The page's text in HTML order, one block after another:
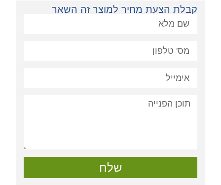
קבלת הצעת מחיר למוצר זה השאר
פניה:
שלח